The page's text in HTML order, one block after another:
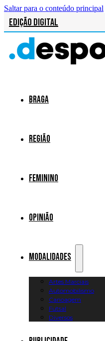
Saltar para o conteúdo principal
Edição Digital
Braga
Região
Feminino
Opinião
Modalidades
Artes Marciais
Automobilismo
Canoagem
Futsal
Diversos